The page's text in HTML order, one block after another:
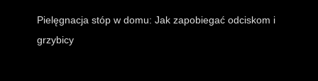
Pielęgnacja stóp w domu: Jak zapobiegać odciskom i
grzybicy